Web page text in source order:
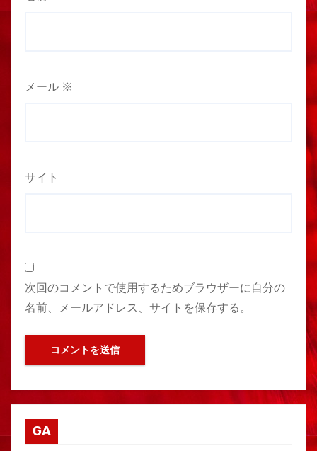
メール ※
サイト
次回のコメントで使用するためブラウザーに自分の
名前、メールアドレス、サイトを保存する。
GA